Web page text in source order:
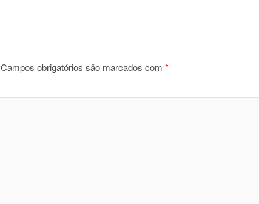
Campos obrigatórios são marcados com *